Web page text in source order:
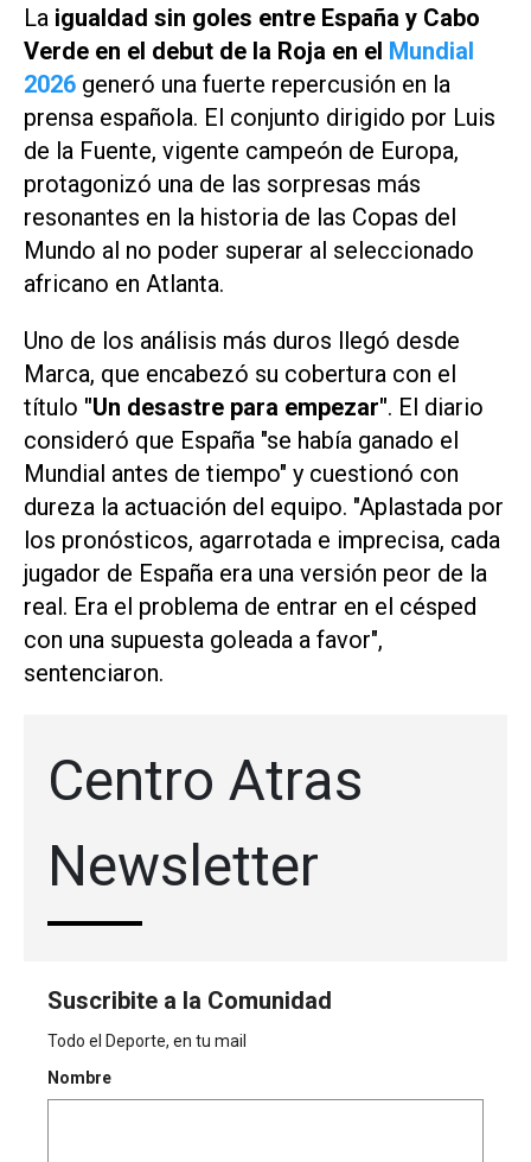
La igualdad sin goles entre España y Cabo
Verde en el debut de la Roja en el Mundial
2026 generó una fuerte repercusión en la
prensa española. El conjunto dirigido por Luis
de la Fuente, vigente campeón de Europa,
protagonizó una de las sorpresas más
resonantes en la historia de las Copas del
Mundo al no poder superar al seleccionado
africano en Atlanta.
Uno de los análisis más duros llegó desde
Marca, que encabezó su cobertura con el
título "Un desastre para empezar". El diario
consideró que España "se había ganado el
Mundial antes de tiempo" y cuestionó con
dureza la actuación del equipo. "Aplastada por
los pronósticos, agarrotada e imprecisa, cada
jugador de España era una versión peor de la
real. Era el problema de entrar en el césped
con una supuesta goleada a favor",
sentenciaron.